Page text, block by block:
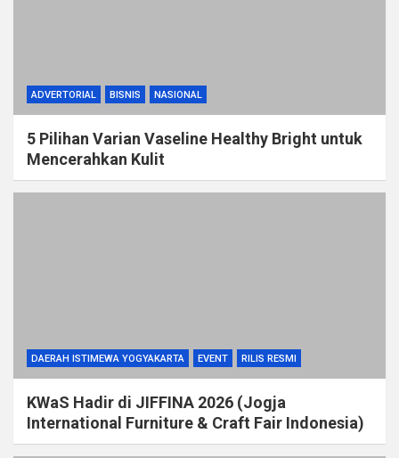
ADVERTORIAL BISNIS NASIONAL
5 Pilihan Varian Vaseline Healthy Bright untuk
Mencerahkan Kulit
DAERAH ISTIMEWA YOGYAKARTA EVENT RILIS RESMI
KWaS Hadir di JIFFINA 2026 (Jogja
International Furniture & Craft Fair Indonesia)